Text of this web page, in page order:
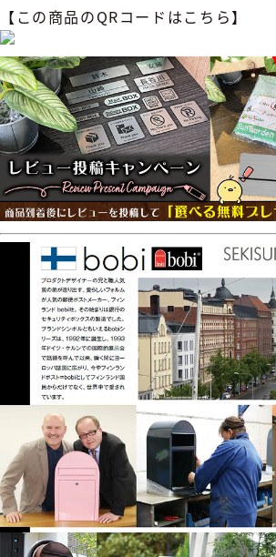
【この商品のQRコードはこちら】